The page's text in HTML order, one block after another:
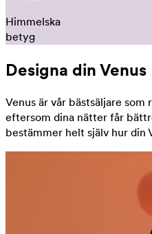
Himmelska
betyg
Designa din Venus
Venus är vår bästsäljare
eftersom dina nätter får
bestämmer helt själv hur din